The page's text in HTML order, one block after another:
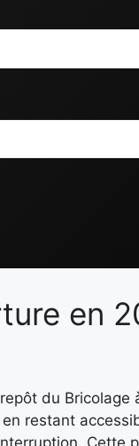
en
du
restant
Cette